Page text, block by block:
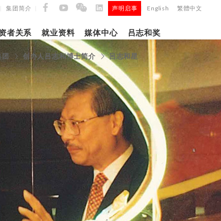
集团简介 声明启事 English 繁體中文
建筑材料
吕
式
者关系 就业资料 媒体中心
第四季度
吕志和奖
创办人吕志和博士简介 呂志和星